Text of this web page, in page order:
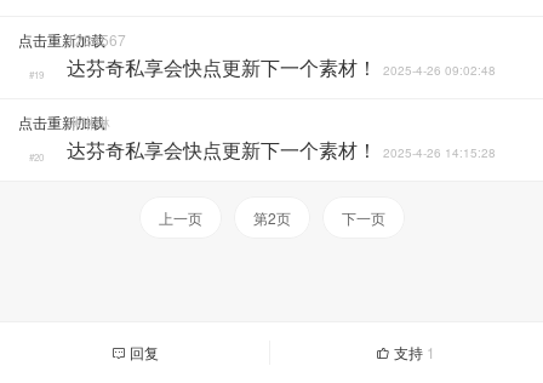
点击重新加载
1234567
#19 达芬奇私享会快点更新下一个素材！ 2025-4-26 09:02:48
点击重新加载
琳琳琳
#20 达芬奇私享会快点更新下一个素材！ 2025-4-26 14:15:28
上一页 第2页 下一页
回复 支持 1